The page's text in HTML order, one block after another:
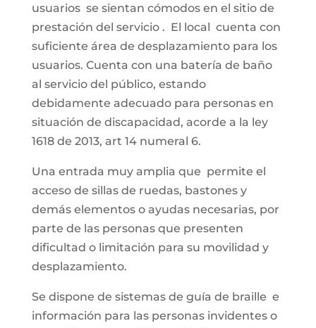
usuarios se sientan cómodos en el sitio de
prestación del servicio . El local cuenta con
suficiente área de desplazamiento para los
usuarios. Cuenta con una batería de baño
al servicio del público, estando
debidamente adecuado para personas en
situación de discapacidad, acorde a la ley
1618 de 2013, art 14 numeral 6.
Una entrada muy amplia que permite el
acceso de sillas de ruedas, bastones y
demás elementos o ayudas necesarias, por
parte de las personas que presenten
dificultad o limitación para su movilidad y
desplazamiento.
Se dispone de sistemas de guía de braille e
información para las personas invidentes o